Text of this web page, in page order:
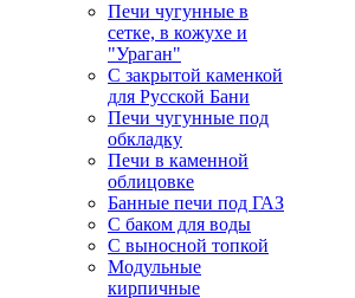
Печи чугунные в
сетке, в кожухе и
"Ураган"
С закрытой каменкой
для Русской Бани
Печи чугунные под
обкладку
Печи в каменной
облицовке
Банные печи под ГАЗ
С баком для воды
С выносной топкой
Модульные
кирпичные